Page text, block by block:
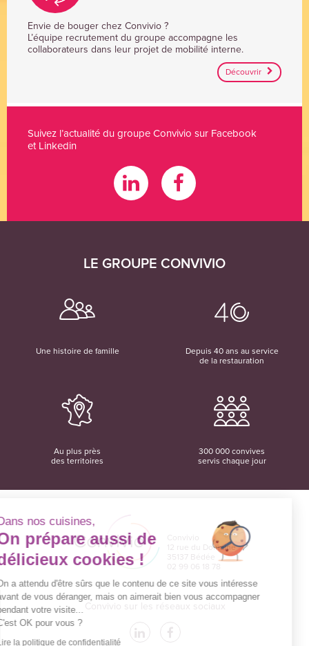
MOBILITÉ
INTERNE
Envie de bouger chez Convivio ?
L’équipe recrutement du groupe accompagne les
collaborateurs dans leur projet de mobilité interne.
Découvrir
Suivez l’actualité du groupe Convivio sur Facebook
et Linkedin
LE GROUPE CONVIVIO
Une histoire de famille
Depuis 40 ans au service
de la restauration
Au plus près
des territoires
300 000 convives
servis chaque jour
Convivio
12 rue du Domaine
35137 Bédée
02 99 06 18 78
Convivio sur les réseaux sociaux
Dans nos cuisines,
On prépare aussi de
délicieux cookies !
On a attendu d'être sûrs que le contenu de ce site vous intéresse
avant de vous déranger, mais on aimerait bien vous accompagner
pendant votre visite...
C'est OK pour vous ?
Lire la politique de confidentialité